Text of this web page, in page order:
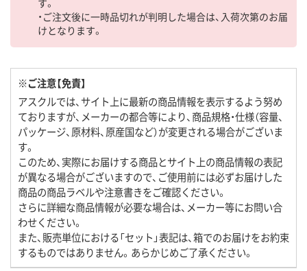
す。
・ご注文後に一時品切れが判明した場合は、入荷次第のお届
けとなります。
※ご注意【免責】
アスクルでは、サイト上に最新の商品情報を表示するよう努め
ておりますが、メーカーの都合等により、商品規格・仕様（容量、
パッケージ、原材料、原産国など）が変更される場合がございま
す。
このため、実際にお届けする商品とサイト上の商品情報の表記
が異なる場合がございますので、ご使用前には必ずお届けした
商品の商品ラベルや注意書きをご確認ください。
さらに詳細な商品情報が必要な場合は、メーカー等にお問い合
わせください。
また、販売単位における「セット」表記は、箱でのお届けをお約束
するものではありません。あらかじめご了承ください。